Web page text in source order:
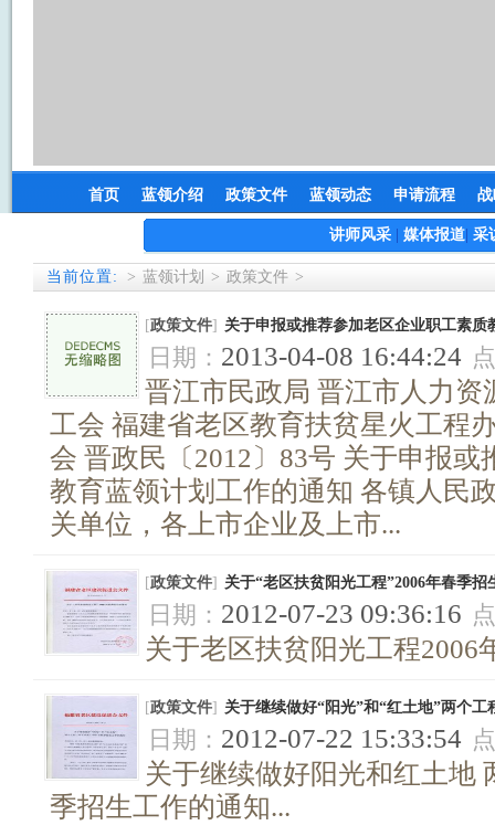
首页 蓝领介绍 政策文件 蓝领动态 申请流程
讲师风采| 媒体报道| 采
当前位置: > 蓝领计划 > 政策文件 >
[政策文件] 关于申报或推荐参加老区企业职工素质
日期： 2013-04-08 16:44:24
晋江市民政局 晋江市人力
工会 福建省老区教育扶贫星火工程
会 晋政民〔2012〕83号 关于申报
教育蓝领计划工作的通知 各镇人民
关单位，各上市企业及上市...
[政策文件] 关于“老区扶贫阳光工程”2006年春季招
日期： 2012-07-23 09:36:16
关于老区扶贫阳光工程2006
[政策文件] 关于继续做好“阳光”和“红土地”两个工
日期： 2012-07-22 15:33:54
关于继续做好阳光和红土地
季招生工作的通知...